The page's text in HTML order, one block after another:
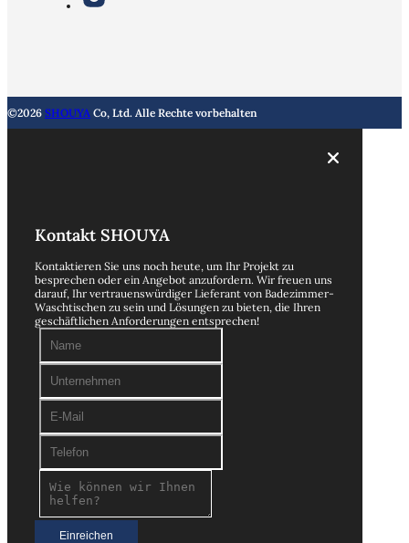
©2026 SHOUYA Co, Ltd. Alle Rechte vorbehalten
Kontakt SHOUYA
Kontaktieren Sie uns noch heute, um Ihr Projekt zu
besprechen oder ein Angebot anzufordern. Wir freuen uns
darauf, Ihr vertrauenswürdiger Lieferant von Badezimmer-
Waschtischen zu sein und Lösungen zu bieten, die Ihren
geschäftlichen Anforderungen entsprechen!
Einreichen